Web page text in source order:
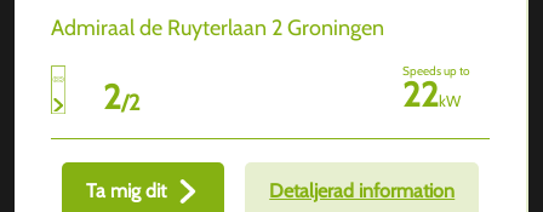
Admiraal de Ruyterlaan 2 Groningen
2/2
Speeds up to
22kW
Ta mig dit Detaljerad information